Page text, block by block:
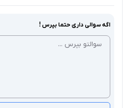
اگه سوالی داری حتما بپرس !